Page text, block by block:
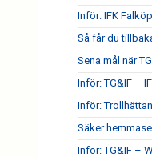
Inför: IFK
Så får du
Sena mål när
Inför: TG&IF –
Inför:
Säker
Inför: TG&IF –